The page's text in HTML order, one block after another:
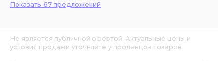
Показать 67 предложений
Не является публичной офертой. Актуальные цены и
условия продажи уточняйте у продавцов товаров.